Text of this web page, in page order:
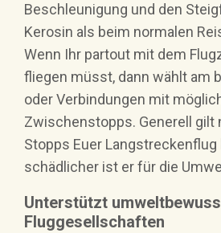
Beschleunigung und den
Kerosin als beim normalen
Wenn Ihr partout mit dem
fliegen müsst, dann wählt am
oder Verbindungen mit
Zwischenstopps. Generell gilt
Stopps Euer Langstreckenflug
schädlicher ist er für die
Unterstützt
Fluggesellschaften